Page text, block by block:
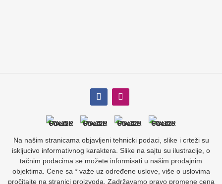
Na našim stranicama objavljeni tehnicki podaci, slike i crteži su
iskljucivo informativnog karaktera. Slike na sajtu su ilustracije, o
tačnim podacima se možete informisati u našim prodajnim
objektima. Cene sa * važe uz određene uslove, više o uslovima
pročitajte na stranici proizvoda. Zadržavamo pravo promene cena